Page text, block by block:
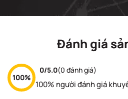
Đánh giá
100%
0/5.0(0 đánh giá)
100% người đánh giá